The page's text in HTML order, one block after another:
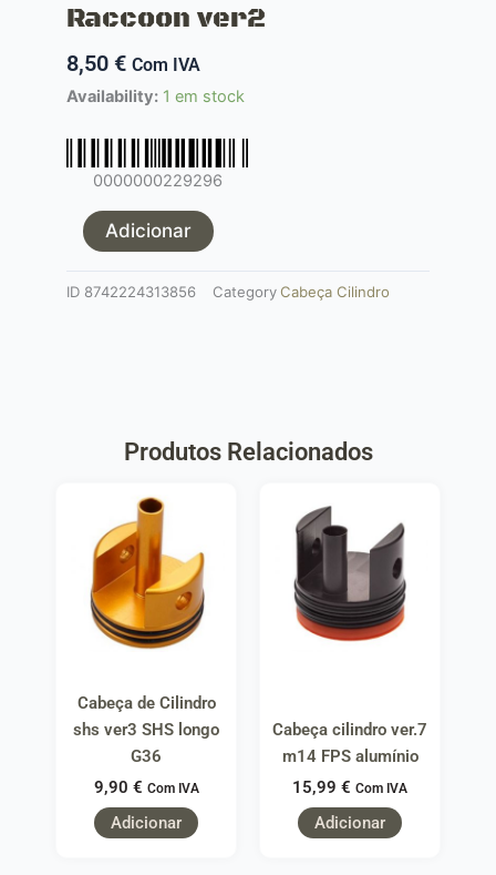
Raccoon ver2
8,50 € Com IVA
Availability: 1 em stock
0000000229296
Quantidade
Raccoon
ver2
Adicionar
ID 8742224313856 CategoryCabeça Cilindro
Produtos Relacionados
Cabeça de Cilindro
shs ver3 SHS longo
G36
9,90 € Com IVA
Adicionar
Cabeça cilindro ver.7
m14 FPS alumínio
15,99 € Com IVA
Adicionar